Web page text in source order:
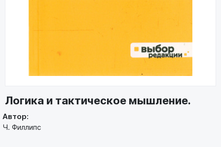
Логика и тактическое мышление.
Автор:
Ч. Филлипс